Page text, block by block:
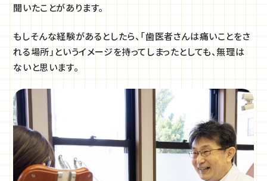
聞いたことがあります。
もしそんな経験があるとしたら、「歯医者さんは痛いことをさ
れる場所」というイメージを持ってしまったとしても、無理は
ないと思います。